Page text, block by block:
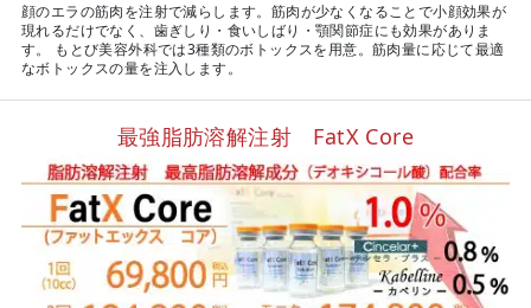
顔のエラの筋肉を注射で減らします。筋肉が少なくなることで小顔効果が
現れるだけでなく、歯ぎしり・食いしばり・顎関節症にも効果がありま
す。 もとび美容外科では3種類のボトックスを用意。筋肉量に応じて最適
なボトックスの量を注入します。
最強脂肪溶解注射 FatX Core